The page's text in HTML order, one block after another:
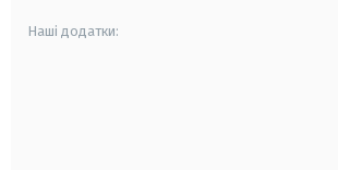
Наші додатки: